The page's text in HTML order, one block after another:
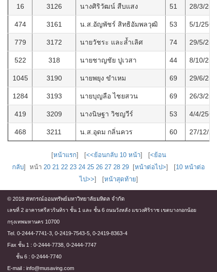
16 3126 นางศิริวัฒน์ สืบแสง 51 28/3/
474 3161 น.ส.อัญพัชร์ สิทธิอัมพลวุฒิ 53 5/1/2561
779 3172 นายวัชระ และล้ำเลิศ 74 29/5/
522 318 นายชาญชัย ปูเวสา 44 8/10/
1045 3190 นายพยุง ขำเหม 69 29/6/
1284 3193 นายบุญลือ ไชยสวน 69 26/3/
419 3209 นางนิษฐา วิชญวีร์ 53 4/4/2560
468 3211 น.ส.อุดม กลิ่นควร 60 27/12/
[หน้าแรก] [<<ย้อนกลับ 10 หน้า] [<ย้อน
กลับ] หน้า 20 21 22 23 24 25 26 27 28 29 [หน้าต่อไป>] [10 หน้าต่อ
ไป>>] [หน้าสุดท้าย]
© 2018 สหกรณ์ออมทรัพย์มหาวิทยาลัยมหิดล จำกัด
เลขที่ 2 อาคารศรีสวรินทิรา ชั้น 1 และ ชั้น 6 ถนนวังหลัง แขวงศิริราช เขตบางกอกน้อย
กรุงเทพมหานคร 10700
Tel. 0-2444-7741-3, 0-2419-7543-5, 0-2419-8363-4
Fax ชั้น 1 : 0-2444-7738, 0-2444-7747
ชั้น 6 : 0-2444-7740
E-mail : info@musaving.com